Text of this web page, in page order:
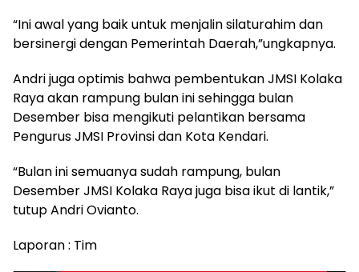
“Ini awal yang baik untuk menjalin silaturahim dan
bersinergi dengan Pemerintah Daerah,”ungkapnya.
Andri juga optimis bahwa pembentukan JMSI Kolaka
Raya akan rampung bulan ini sehingga bulan
Desember bisa mengikuti pelantikan bersama
Pengurus JMSI Provinsi dan Kota Kendari.
“Bulan ini semuanya sudah rampung, bulan
Desember JMSI Kolaka Raya juga bisa ikut di lantik,”
tutup Andri Ovianto.
Laporan : Tim